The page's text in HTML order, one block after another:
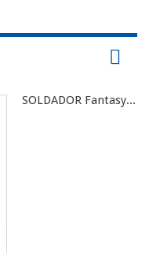
SOLDADOR Fantasy...